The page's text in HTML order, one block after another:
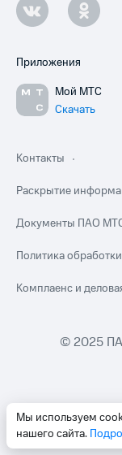
Мы используем
нашего сайта.
Приложения
Мой МТС
Скачать
Контакты
Раскрытие
Документы ПАО
Политика
Комплаенс и
© 2025